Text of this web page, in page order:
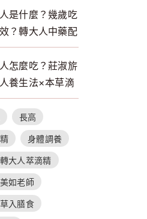
大人助攻
是什麼？幾歲吃
？轉大人中藥配
牌推薦一次看
怎麼吃？莊淑旂
養生法×本草滴
補養指南
長高
身體調養
轉大人萃滴精
如老師
入膳食